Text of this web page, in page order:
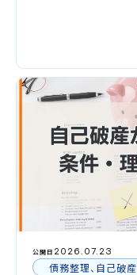
公開日 2026.07.23
債務整理、自己破産